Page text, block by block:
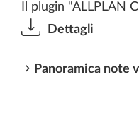
Il plugin "ALLPLAN
Dettagli
Panoramica note